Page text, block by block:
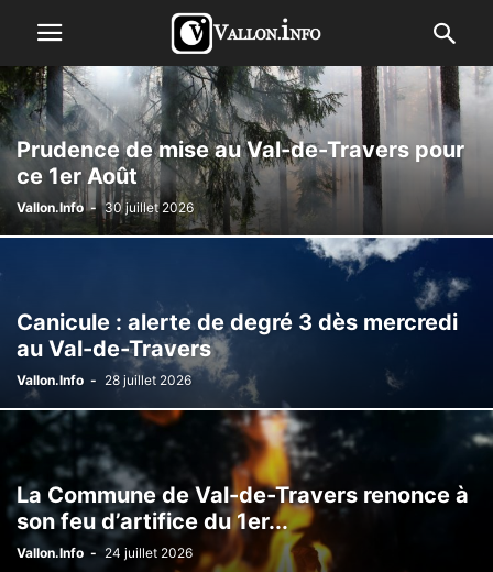
Prudence de mise au Val-de-Travers pour
ce 1er Août
Vallon.Info - 30 juillet 2026
Canicule : alerte de degré 3 dès mercredi
au Val-de-Travers
Vallon.Info - 28 juillet 2026
La Commune de Val-de-Travers renonce à
son feu d’artifice du 1er...
Vallon.Info - 24 juillet 2026